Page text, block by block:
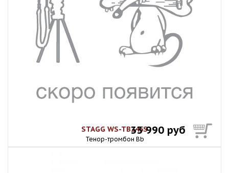
STAGG WS-TB245S
Тенор-тромбон Bb
33 990 руб